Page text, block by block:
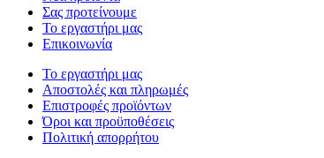
Σας προτείνουμε
Το εργαστήρι μας
Επικοινωνία
Το εργαστήρι μας
Αποστολές και πληρωμές
Επιστροφές προϊόντων
Όροι και προϋποθέσεις
Πολιτική απορρήτου